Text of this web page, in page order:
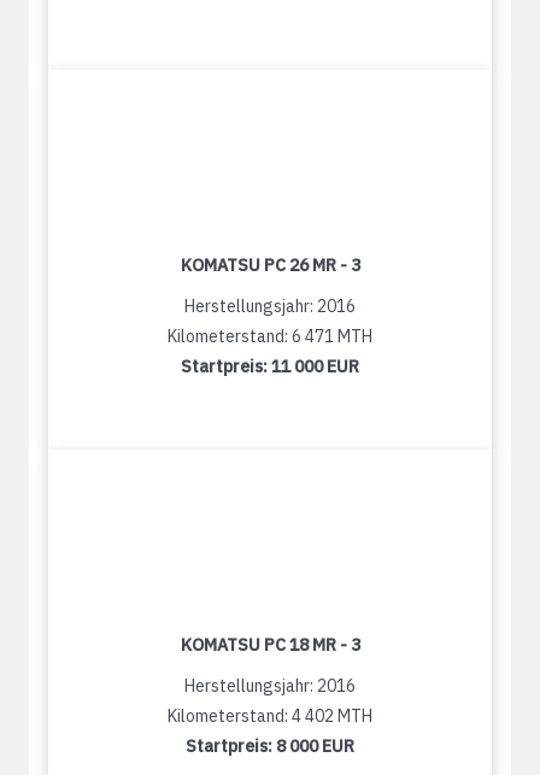
KOMATSU PC 26 MR - 3
Herstellungsjahr: 2016
Kilometerstand: 6 471 MTH
Startpreis:11 000 EUR
KOMATSU PC 18 MR - 3
Herstellungsjahr: 2016
Kilometerstand: 4 402 MTH
Startpreis: 8 000 EUR